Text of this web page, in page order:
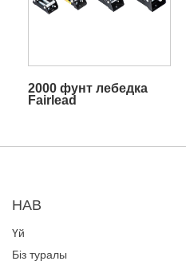
2000 фунт лебедка
Fairlead
НАВ
Үй
Біз туралы